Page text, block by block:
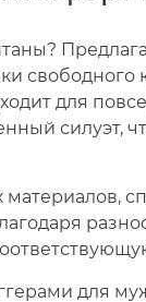
для
силуэт,
материалов,
для